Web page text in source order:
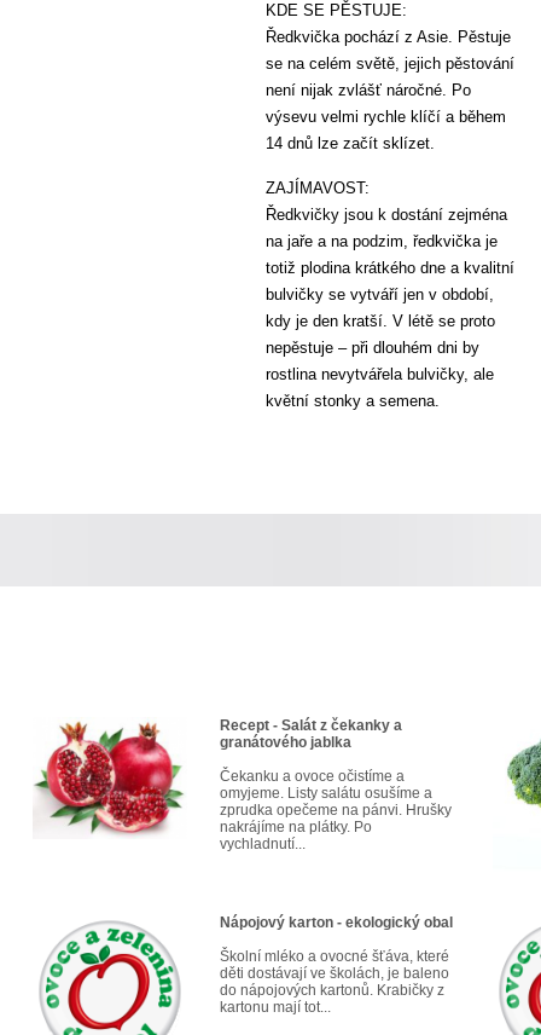
KDE SE PĚSTUJE:
Ředkvička pochází z Asie. Pěstuje
se na celém světě, jejich pěstování
není nijak zvlášť náročné. Po
výsevu velmi rychle klíčí a během
14 dnů lze začít sklízet.
ZAJÍMAVOST:
Ředkvičky jsou k dostání zejména
na jaře a na podzim, ředkvička je
totiž plodina krátkého dne a kvalitní
bulvičky se vytváří jen v období,
kdy je den kratší. V létě se proto
nepěstuje – při dlouhém dni by
rostlina nevytvářela bulvičky, ale
květní stonky a semena.
Recept - Salát z čekanky a
granátového jablka
Čekanku a ovoce očistíme a
omyjeme. Listy salátu osušíme a
zprudka opečeme na pánvi. Hrušky
nakrájíme na plátky. Po
vychladnutí...
Nápojový karton - ekologický obal
Školní mléko a ovocné šťáva, které
děti dostávají ve školách, je baleno
do nápojových kartonů. Krabičky z
kartonu mají tot...